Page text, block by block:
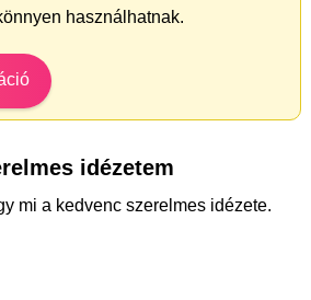
használhatnak.
idézetem
mi a kedvenc szerelmes idézete.